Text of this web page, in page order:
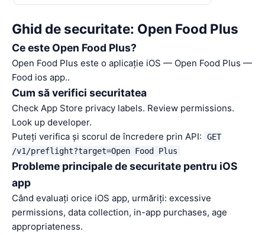
Ghid de securitate: Open Food Plus
Ce este Open Food Plus?
Open Food Plus este o aplicație iOS — Open Food Plus —
Food ios app..
Cum să verifici securitatea
Check App Store privacy labels. Review permissions.
Look up developer.
Puteți verifica și scorul de încredere prin API:
GET
/v1/preflight?target=Open Food Plus
Probleme principale de securitate pentru iOS
app
Când evaluați orice iOS app, urmăriți: excessive
permissions, data collection, in-app purchases, age
appropriateness.